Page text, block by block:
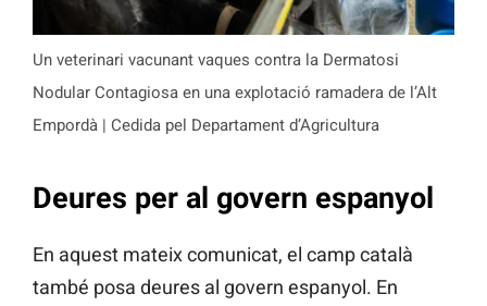
Un veterinari vacunant vaques contra la Dermatosi
Nodular Contagiosa en una explotació ramadera de l’Alt
Empordà | Cedida pel Departament d’Agricultura
Deures per al govern espanyol
En aquest mateix comunicat, el camp català
també posa deures al govern espanyol. En